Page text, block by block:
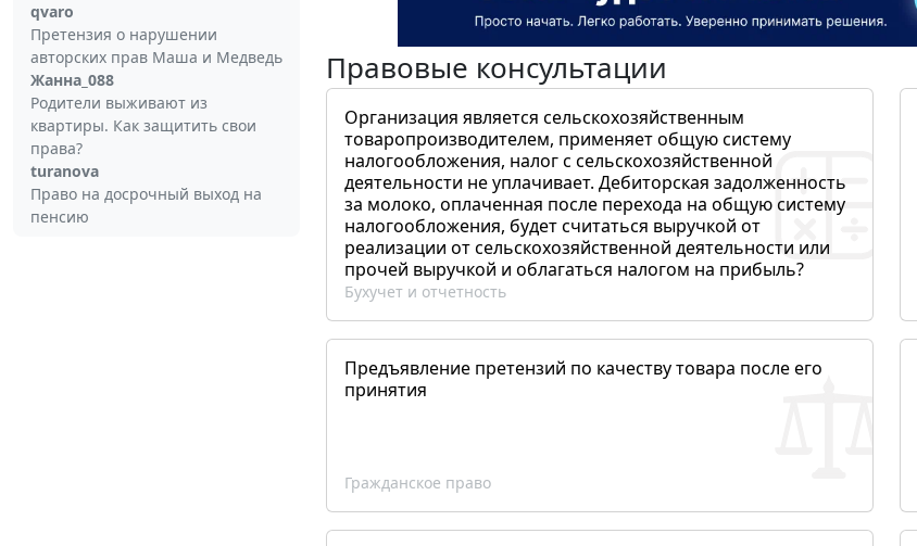
qvaro
Претензия о нарушении
авторских прав Маша и Медведь
Жанна_088
Родители выживают из
квартиры. Как защитить свои
права?
turanova
Право на досрочный выход на
пенсию
Правовые консультации
Организация является сельскохозяйственным
товаропроизводителем, применяет общую систему
налогообложения, налог с сельскохозяйственной
деятельности не уплачивает. Дебиторская задолженность
за молоко, оплаченная после перехода на общую систему
налогообложения, будет считаться выручкой от
реализации от сельскохозяйственной деятельности или
прочей выручкой и облагаться налогом на прибыль?
Бухучет и отчетность
Предъявление претензий по качеству товара после его
принятия
Гражданское право